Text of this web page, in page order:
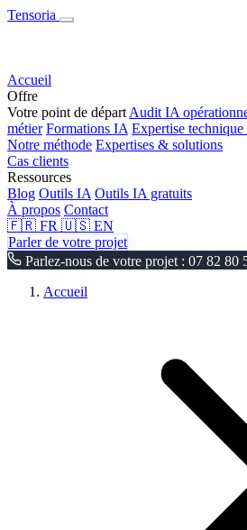
Tensoria
Accueil
Offre
Votre point de départ Audit IA
métier Formations IA Expertise
Notre méthode Expertises & solutions
Cas clients
Ressources
Blog Outils IA Outils IA gratuits
À propos Contact
🇫🇷 FR 🇺🇸 EN
Parler de votre projet
Parlez-nous de votre projet : 07 82 80
Accueil